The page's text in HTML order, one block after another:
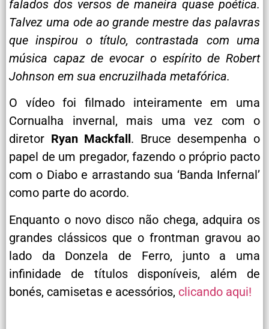
falados dos versos de maneira quase poética.
Talvez uma ode ao grande mestre das palavras
que inspirou o título, contrastada com uma
música capaz de evocar o espírito de Robert
Johnson em sua encruzilhada metafórica.
O vídeo foi filmado inteiramente em uma
Cornualha invernal, mais uma vez com o
diretor Ryan Mackfall. Bruce desempenha o
papel de um pregador, fazendo o próprio pacto
com o Diabo e arrastando sua ‘Banda Infernal’
como parte do acordo.
Enquanto o novo disco não chega, adquira os
grandes clássicos que o frontman gravou ao
lado da Donzela de Ferro, junto a uma
infinidade de títulos disponíveis, além de
bonés, camisetas e acessórios, clicando aqui!